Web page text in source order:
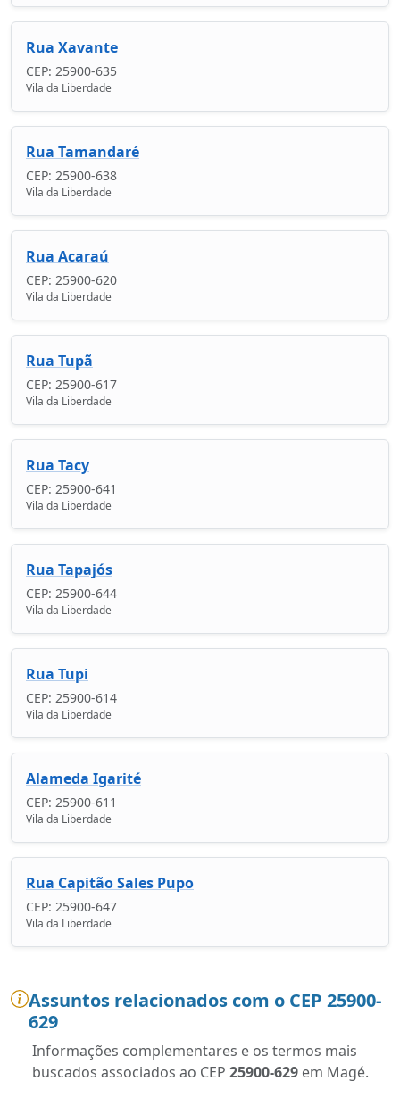
Rua Xavante
CEP: 25900-635
Vila da Liberdade
Rua Tamandaré
CEP: 25900-638
Vila da Liberdade
Rua Acaraú
CEP: 25900-620
Vila da Liberdade
Rua Tupã
CEP: 25900-617
Vila da Liberdade
Rua Tacy
CEP: 25900-641
Vila da Liberdade
Rua Tapajós
CEP: 25900-644
Vila da Liberdade
Rua Tupi
CEP: 25900-614
Vila da Liberdade
Alameda Igarité
CEP: 25900-611
Vila da Liberdade
Rua Capitão Sales Pupo
CEP: 25900-647
Vila da Liberdade
Assuntos relacionados com o CEP 25900-
629
Informações complementares e os termos mais
buscados associados ao CEP 25900-629 em Magé.